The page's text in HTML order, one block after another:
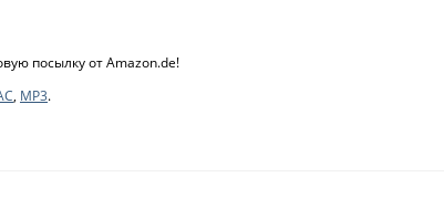
посылку от Amazon.de!
, MP3.